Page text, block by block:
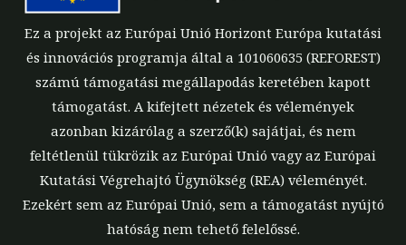
Ez a projekt az Európai Unió Horizont Európa kutatási
és innovációs programja által a 101060635 (REFOREST)
számú támogatási megállapodás keretében kapott
támogatást. A kifejtett nézetek és vélemények
azonban kizárólag a szerző(k) sajátjai, és nem
feltétlenül tükrözik az Európai Unió vagy az Európai
Kutatási Végrehajtó Ügynökség (REA) véleményét.
Ezekért sem az Európai Unió, sem a támogatást nyújtó
hatóság nem tehető felelőssé.